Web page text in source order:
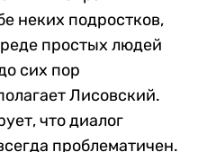
неких подростков,
простых людей
сих пор
Лисовский.
что диалог
проблематичен.